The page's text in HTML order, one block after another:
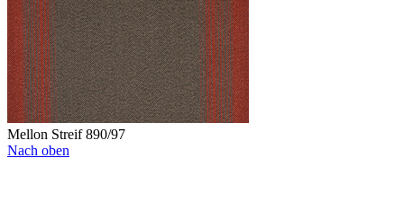
Mellon Streif 890/97
Nach oben